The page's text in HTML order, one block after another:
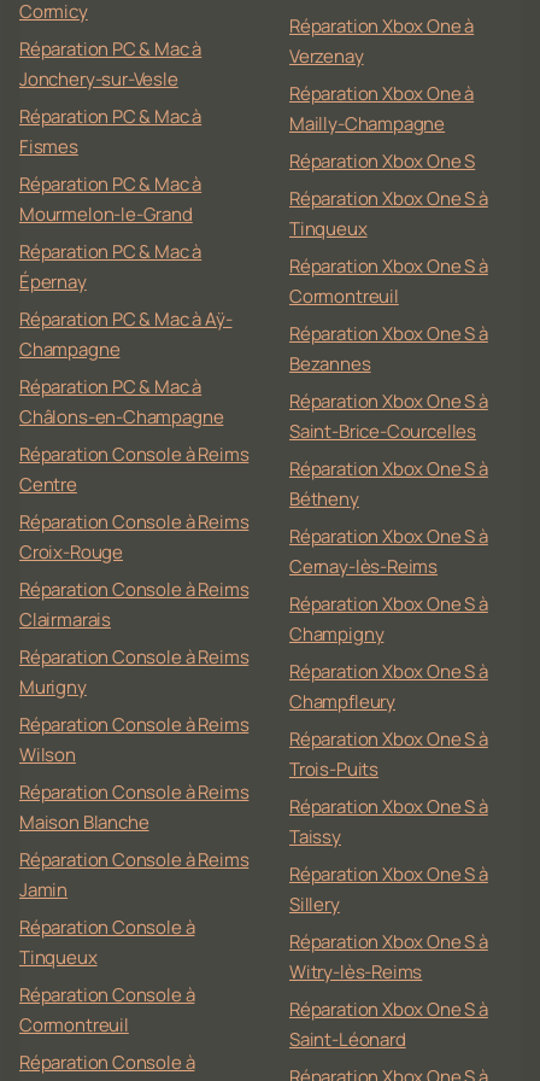
Cormicy
Réparation PC & Mac à
Jonchery-sur-Vesle
Réparation PC & Mac à
Fismes
Réparation PC & Mac à
Mourmelon-le-Grand
Réparation PC & Mac à
Épernay
Réparation PC & Mac à Aÿ-
Champagne
Réparation PC & Mac à
Châlons-en-Champagne
Réparation Console à Reims
Centre
Réparation Console à Reims
Croix-Rouge
Réparation Console à Reims
Clairmarais
Réparation Console à Reims
Murigny
Réparation Console à Reims
Wilson
Réparation Console à Reims
Maison Blanche
Réparation Console à Reims
Jamin
Réparation Console à
Tinqueux
Réparation Console à
Cormontreuil
Réparation Console à
Réparation Xbox One à
Verzenay
Réparation Xbox One à
Mailly-Champagne
Réparation Xbox One S
Réparation Xbox One S à
Tinqueux
Réparation Xbox One S à
Cormontreuil
Réparation Xbox One S à
Bezannes
Réparation Xbox One S à
Saint-Brice-Courcelles
Réparation Xbox One S à
Bétheny
Réparation Xbox One S à
Cernay-lès-Reims
Réparation Xbox One S à
Champigny
Réparation Xbox One S à
Champfleury
Réparation Xbox One S à
Trois-Puits
Réparation Xbox One S à
Taissy
Réparation Xbox One S à
Sillery
Réparation Xbox One S à
Witry-lès-Reims
Réparation Xbox One S à
Saint-Léonard